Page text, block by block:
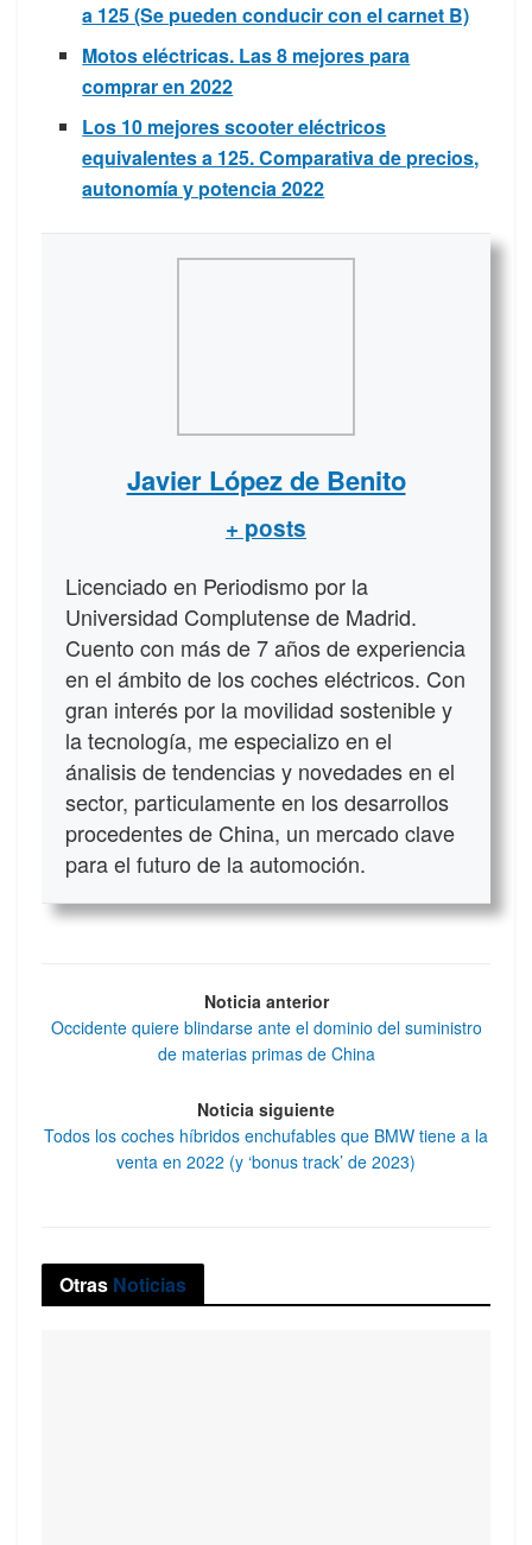
a 125 (Se pueden conducir con el carnet B)
Motos eléctricas. Las 8 mejores para
comprar en 2022
Los 10 mejores scooter eléctricos
equivalentes a 125. Comparativa de precios,
autonomía y potencia 2022
Javier López de Benito
+ posts
Licenciado en Periodismo por la
Universidad Complutense de Madrid.
Cuento con más de 7 años de experiencia
en el ámbito de los coches eléctricos. Con
gran interés por la movilidad sostenible y
la tecnología, me especializo en el
ánalisis de tendencias y novedades en el
sector, particulamente en los desarrollos
procedentes de China, un mercado clave
para el futuro de la automoción.
Noticia anterior
Occidente quiere blindarse ante el dominio del suministro
de materias primas de China
Noticia siguiente
Todos los coches híbridos enchufables que BMW tiene a la
venta en 2022 (y ‘bonus track’ de 2023)
Otras Noticias